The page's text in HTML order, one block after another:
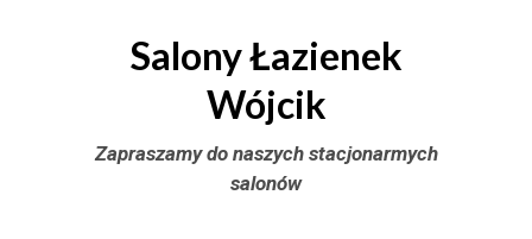
Salony Łazienek
Wójcik
Zapraszamy do naszych stacjonarmych
salonów